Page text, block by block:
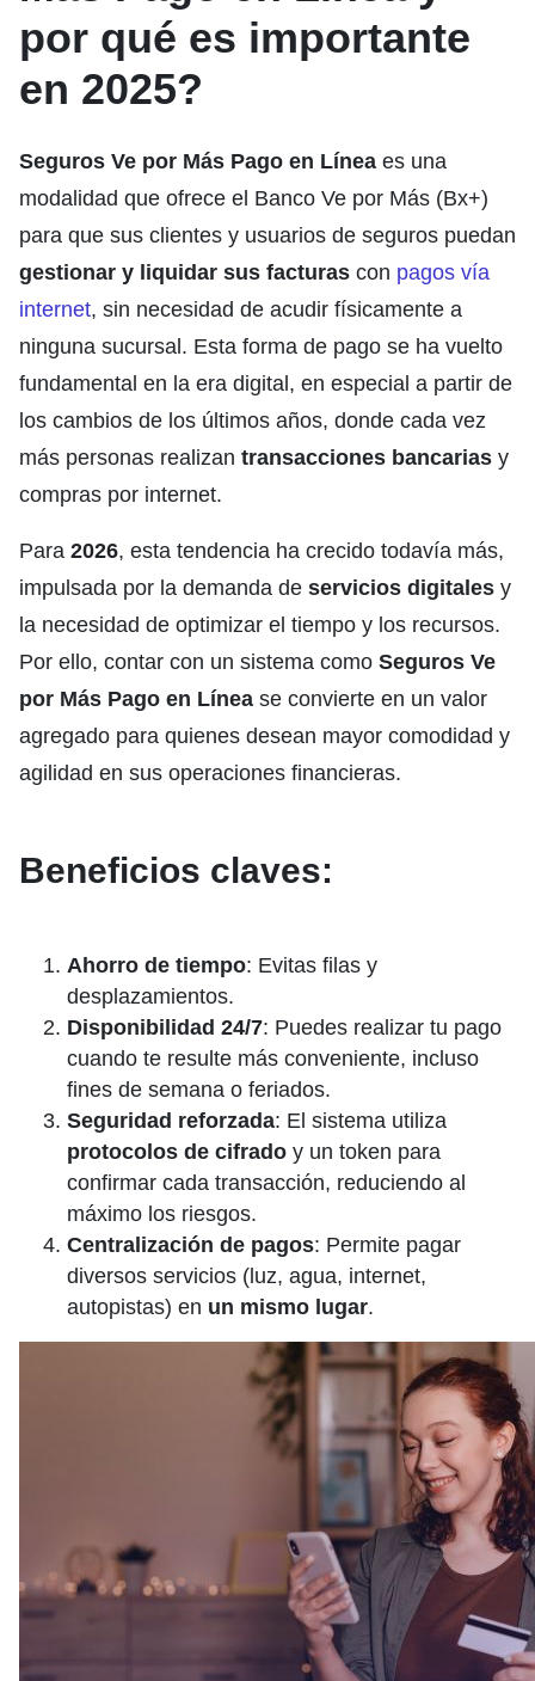
por qué es importante
en 2025?
Seguros Ve por Más Pago en Línea es una
modalidad que ofrece el Banco Ve por Más (Bx+)
para que sus clientes y usuarios de seguros puedan
gestionar y liquidar sus facturas con pagos vía
internet, sin necesidad de acudir físicamente a
ninguna sucursal. Esta forma de pago se ha vuelto
fundamental en la era digital, en especial a partir de
los cambios de los últimos años, donde cada vez
más personas realizan transacciones bancarias y
compras por internet.
Para 2026, esta tendencia ha crecido todavía más,
impulsada por la demanda de servicios digitales y
la necesidad de optimizar el tiempo y los recursos.
Por ello, contar con un sistema como Seguros Ve
por Más Pago en Línea se convierte en un valor
agregado para quienes desean mayor comodidad y
agilidad en sus operaciones financieras.
Beneficios claves:
Ahorro de tiempo: Evitas filas y
desplazamientos.
Disponibilidad 24/7: Puedes realizar tu pago
cuando te resulte más conveniente, incluso
fines de semana o feriados.
Seguridad reforzada: El sistema utiliza
protocolos de cifrado y un token para
confirmar cada transacción, reduciendo al
máximo los riesgos.
Centralización de pagos: Permite pagar
diversos servicios (luz, agua, internet,
autopistas) en un mismo lugar.